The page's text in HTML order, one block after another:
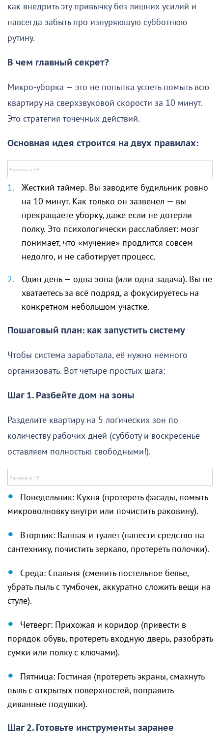
как внедрить эту привычку без лишних усилий и
навсегда забыть про изнуряющую субботнюю
рутину.
В чем главный секрет?
Микро-уборка — это не попытка успеть помыть всю
квартиру на сверхзвуковой скорости за 10 минут.
Это стратегия точечных действий.
Основная идея строится на двух правилах:
Жесткий таймер. Вы заводите будильник ровно
на 10 минут. Как только он зазвенел — вы
прекращаете уборку, даже если не дотерли
полку. Это психологически расслабляет: мозг
понимает, что «мучение» продлится совсем
недолго, и не саботирует процесс.
Один день — одна зона (или одна задача). Вы не
хватаетесь за всё подряд, а фокусируетесь на
конкретном небольшом участке.
Пошаговый план: как запустить систему
Чтобы система заработала, её нужно немного
организовать. Вот четыре простых шага:
Шаг 1. Разбейте дом на зоны
Разделите квартиру на 5 логических зон по
количеству рабочих дней (субботу и воскресенье
оставляем полностью свободными!).
Понедельник: Кухня (протереть фасады, помыть
микроволновку внутри или почистить раковину).
Вторник: Ванная и туалет (нанести средство на
сантехнику, почистить зеркало, протереть полочки).
Среда: Спальня (сменить постельное белье,
убрать пыль с тумбочек, аккуратно сложить вещи на
стуле).
Четверг: Прихожая и коридор (привести в
порядок обувь, протереть входную дверь, разобрать
сумки или полку с ключами).
Пятница: Гостиная (протереть экраны, смахнуть
пыль с открытых поверхностей, поправить
диванные подушки).
Шаг 2. Готовьте инструменты заранее